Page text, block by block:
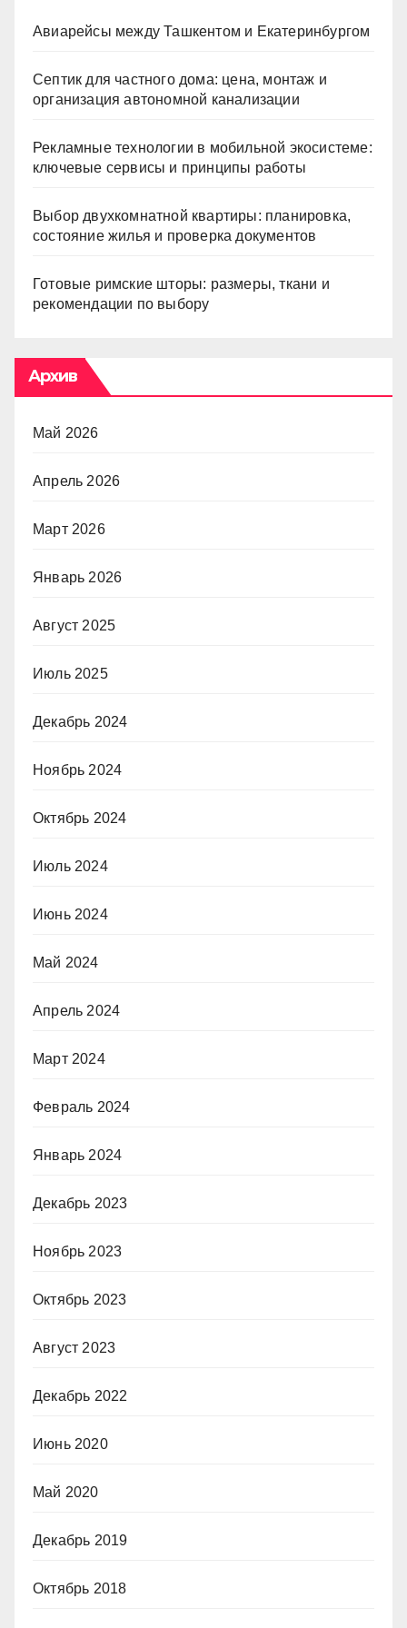
Авиарейсы между Ташкентом и Екатеринбургом
Септик для частного дома: цена, монтаж и
организация автономной канализации
Рекламные технологии в мобильной экосистеме:
ключевые сервисы и принципы работы
Выбор двухкомнатной квартиры: планировка,
состояние жилья и проверка документов
Готовые римские шторы: размеры, ткани и
рекомендации по выбору
Архив
Май 2026
Апрель 2026
Март 2026
Январь 2026
Август 2025
Июль 2025
Декабрь 2024
Ноябрь 2024
Октябрь 2024
Июль 2024
Июнь 2024
Май 2024
Апрель 2024
Март 2024
Февраль 2024
Январь 2024
Декабрь 2023
Ноябрь 2023
Октябрь 2023
Август 2023
Декабрь 2022
Июнь 2020
Май 2020
Декабрь 2019
Октябрь 2018